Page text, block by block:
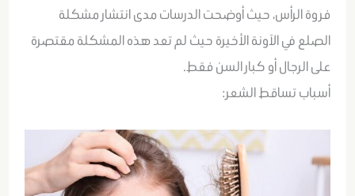
فروة الرأس، حيث أوضحت الدرسات مدى انتشار مشكلة
الصلع في الآونة الأخيرة حيث لم تعد هذه المشكلة مقتصرة
على الرجال أو كبار السن فقط.
أسباب تساقط الشعر: